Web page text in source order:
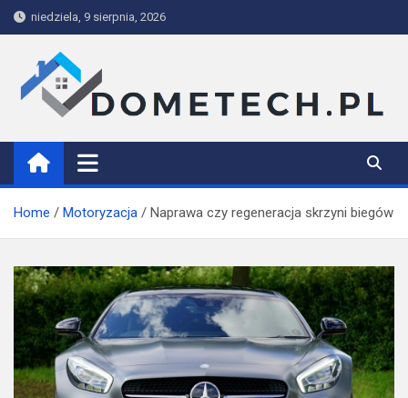
Skip
to
niedziela, 9 sierpnia, 2026
Dometech
Home Motoryzacja Naprawa czy regeneracja skrzyni biegów